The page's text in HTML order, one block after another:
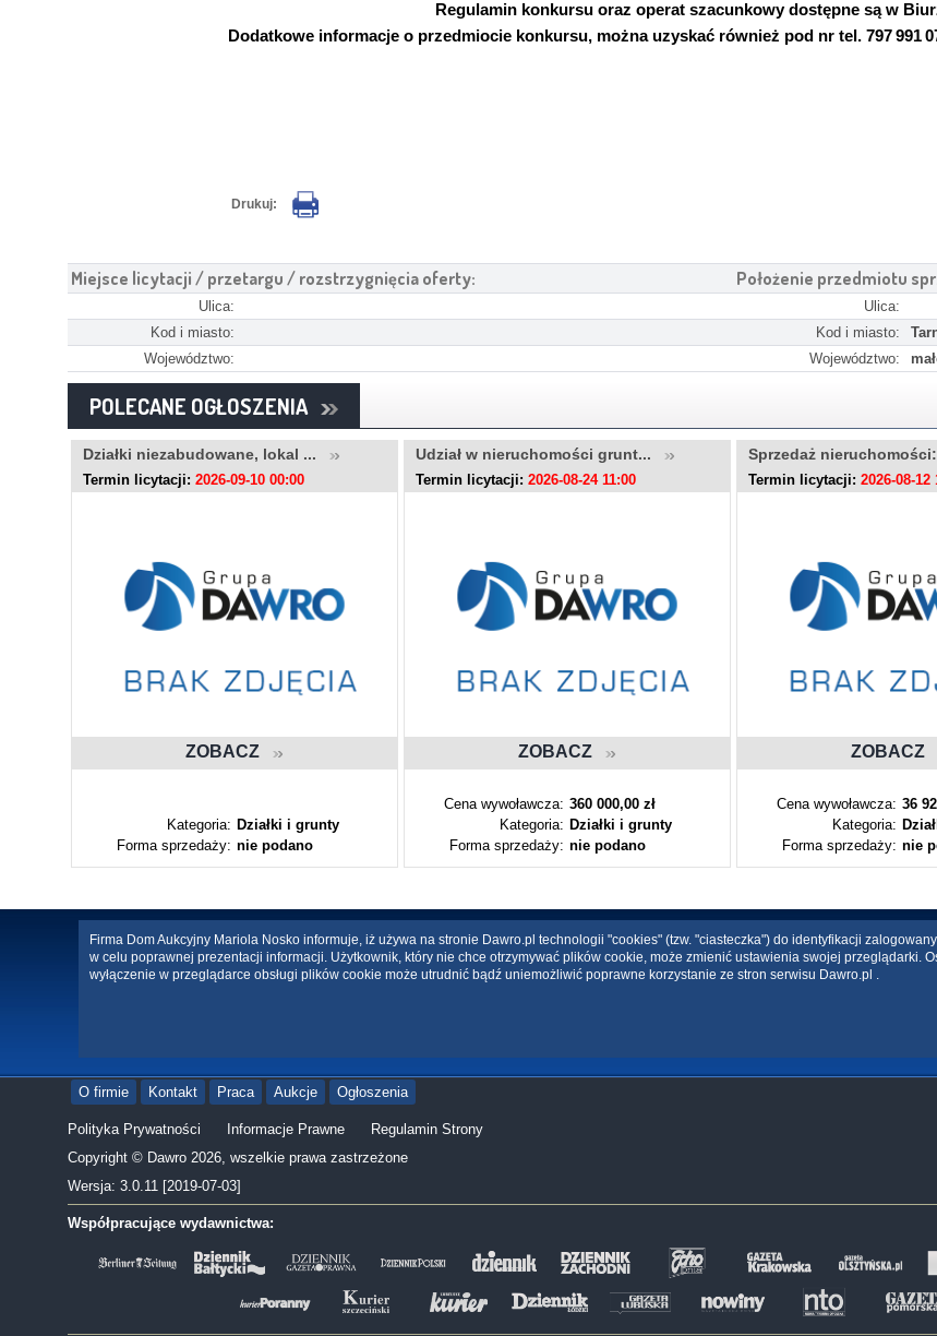
Regulamin konkursu oraz operat szacunkowy dostępne są w
Dodatkowe informacje o przedmiocie konkursu, można uzyskać również pod nr tel. 797 991
Drukuj:
Miejsce licytacji / przetargu / rozstrzygnięcia oferty:
Ulica:
Kod i miasto:
Województwo:
Położenie przedmiotu
Ulica:
Kod i miasto:
Województwo:
POLECANE OGŁOSZENIA
Działki niezabudowane, lokal ...
Termin licytacji: 2026-09-10 00:00
ZOBACZ
Kategoria: Działki i grunty
Forma sprzedaży: nie podano
Udział w nieruchomości grunt...
Termin licytacji: 2026-08-24 11:00
ZOBACZ
Cena wywoławcza: 360 000,00 zł
Kategoria: Działki i grunty
Forma sprzedaży: nie podano
Sprzedaż
Termin licytacji: 2026-08-12
ZOBACZ
Cena wywoławcza: 36
Kategoria:
Forma sprzedaży: nie
Firma Dom Aukcyjny Mariola Nosko informuje, iż używa na stronie Dawro.pl technologii "cookies" (tzw. "ciasteczka") do identyfikacji
w celu poprawnej prezentacji informacji. Użytkownik, który nie chce otrzymywać plików cookie, może zmienić ustawienia swojej przeglądarki.
wyłączenie w przeglądarce obsługi plików cookie może utrudnić bądź uniemożliwić poprawne korzystanie ze stron serwisu Dawro.pl .
O firmie Kontakt Praca Aukcje Ogłoszenia
Polityka Prywatności Informacje Prawne
Regulamin Strony
Copyright © Dawro 2026, wszelkie prawa zastrzeżone
Wersja: 3.0.11 [2019-07-03]
Współpracujące wydawnictwa: